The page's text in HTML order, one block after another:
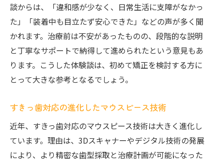
談からは、「違和感が少なく、日常生活に支障がなかっ
た」「装着中も目立たず安心できた」などの声が多く聞
かれます。治療前は不安があったものの、段階的な説明
と丁寧なサポートで納得して進められたという意見もあ
ります。こうした体験談は、初めて矯正を検討する方に
とって大きな参考となるでしょう。
すきっ歯対応の進化したマウスピース技術
近年、すきっ歯対応のマウスピース技術は大きく進化し
ています。理由は、3Dスキャナーやデジタル技術の発展
により、より精密な歯型採取と治療計画が可能になった